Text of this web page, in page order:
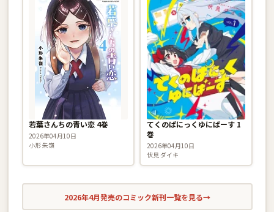
若葉さんちの青い恋 4巻
2026年04月10日
小形 朱嶺
てくのぱにっくゆにばーす 1
巻
2026年04月10日
伏見 ダイキ
2026年4月発売のコミック新刊一覧を見る→